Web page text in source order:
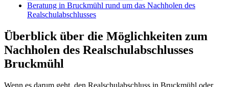
Beratung in Bruckmühl rund um das Nachholen des
Realschulabschlusses
Überblick über die Möglichkeiten zum
Nachholen des Realschulabschlusses
Bruckmühl
Wenn es darum geht, den Realschulabschluss in Bruckmühl oder